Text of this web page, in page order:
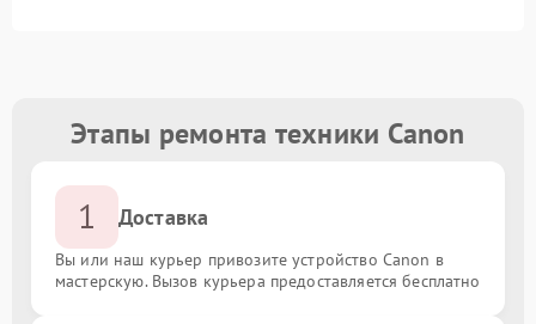
Этапы ремонта техники Canon
1 Доставка
Вы или наш курьер привозите устройство Canon в
мастерскую. Вызов курьера предоставляется бесплатно